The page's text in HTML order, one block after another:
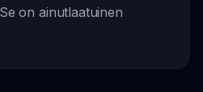
on ainutlaatuinen